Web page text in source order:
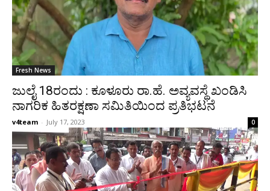
Fresh News
ಜುಲೈ 18ರಂದು : ಕೂಳೂರು ರಾ.ಹೆ. ಅವ್ಯವಸ್ಥೆ ಖಂಡಿಸಿ
ನಾಗರಿಕ ಹಿತರಕ್ಷಣಾ ಸಮಿತಿಯಿಂದ ಪ್ರತಿಭಟನೆ
v4team - July 17, 2023 0